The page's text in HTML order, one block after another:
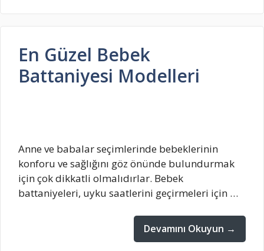
En Güzel Bebek
Battaniyesi Modelleri
Anne ve babalar seçimlerinde bebeklerinin
konforu ve sağlığını göz önünde bulundurmak
için çok dikkatli olmalıdırlar. Bebek
battaniyeleri, uyku saatlerini geçirmeleri için …
Devamını Okuyun →